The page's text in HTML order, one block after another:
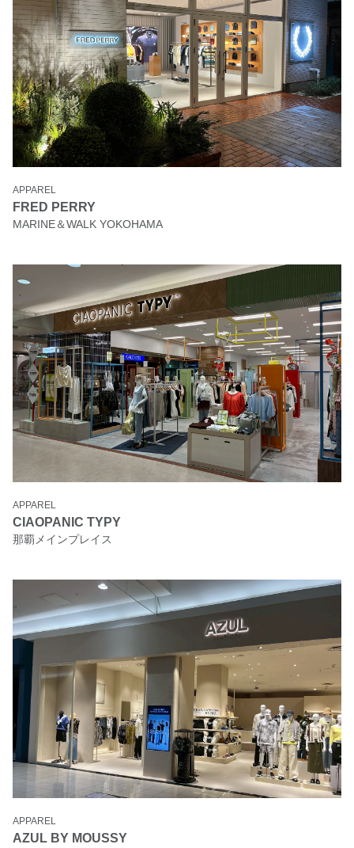
APPAREL
FRED PERRY
MARINE＆WALK YOKOHAMA
APPAREL
CIAOPANIC TYPY
那覇メインプレイス
APPAREL
AZUL BY MOUSSY